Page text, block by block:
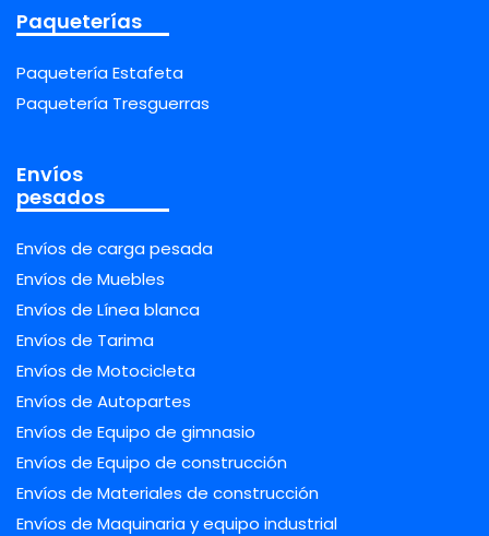
Paqueterías
Paquetería Estafeta
Paquetería Tresguerras
Envíos
pesados
Envíos de carga pesada
Envíos de Muebles
Envíos de Línea blanca
Envíos de Tarima
Envíos de Motocicleta
Envíos de Autopartes
Envíos de Equipo de gimnasio
Envíos de Equipo de construcción
Envíos de Materiales de construcción
Envíos de Maquinaria y equipo industrial